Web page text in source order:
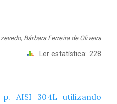
Bárbara Ferreira de Oliveira
Ler estatística: 228
AISI 304L utilizando